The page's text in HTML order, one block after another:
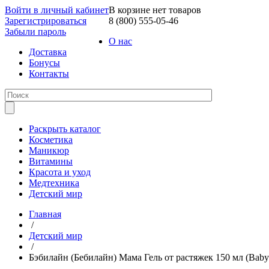
Войти в личный кабинет
Зарегистрироваться
Забыли пароль
В корзине нет товаров
8 (800) 555-05-46
О нас
Доставка
Бонусы
Контакты
Раскрыть каталог
Косметика
Маникюр
Витамины
Красота и уход
Медтехника
Детский мир
Главная
/
Детский мир
/
Бэбилайн (Бебилайн) Мама Гель от растяжек 150 мл